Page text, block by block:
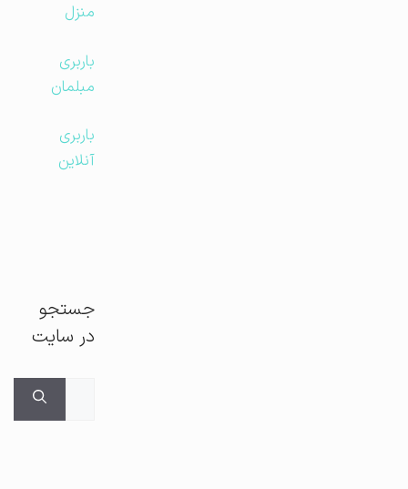
منزل
باربری
مبلمان
باربری
آنلاین
جستجو
در سایت